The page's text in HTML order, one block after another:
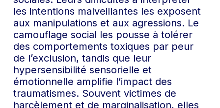
les intentions malveillantes les exposent
aux manipulations et aux agressions. Le
camouflage social les pousse à tolérer
des comportements toxiques par peur
de l’exclusion, tandis que leur
hypersensibilité sensorielle et
émotionnelle amplifie l’impact des
traumatismes. Souvent victimes de
harcèlement et de marginalisation, elles